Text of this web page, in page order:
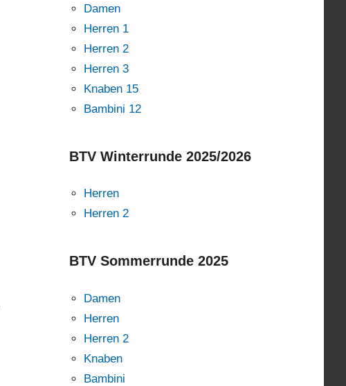
Damen
Herren 1
Herren 2
Herren 3
Knaben 15
Bambini 12
BTV Winterrunde 2025/2026
Herren
Herren 2
BTV Sommerrunde 2025
Damen
Herren
Herren 2
Knaben
Bambini